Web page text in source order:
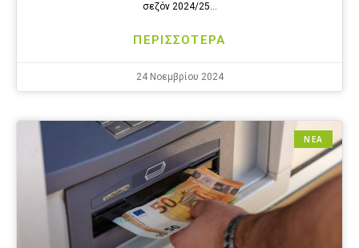
σεζόν 2024/25…
ΠΕΡΙΣΣΟΤΕΡΑ
24 Νοεμβρίου 2024
ΝΕΑ